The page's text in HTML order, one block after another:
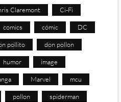
Claremont Ci-Fi
comics cómic DC
pollito don pollon
humor image
Marvel mcu
pollon spiderman